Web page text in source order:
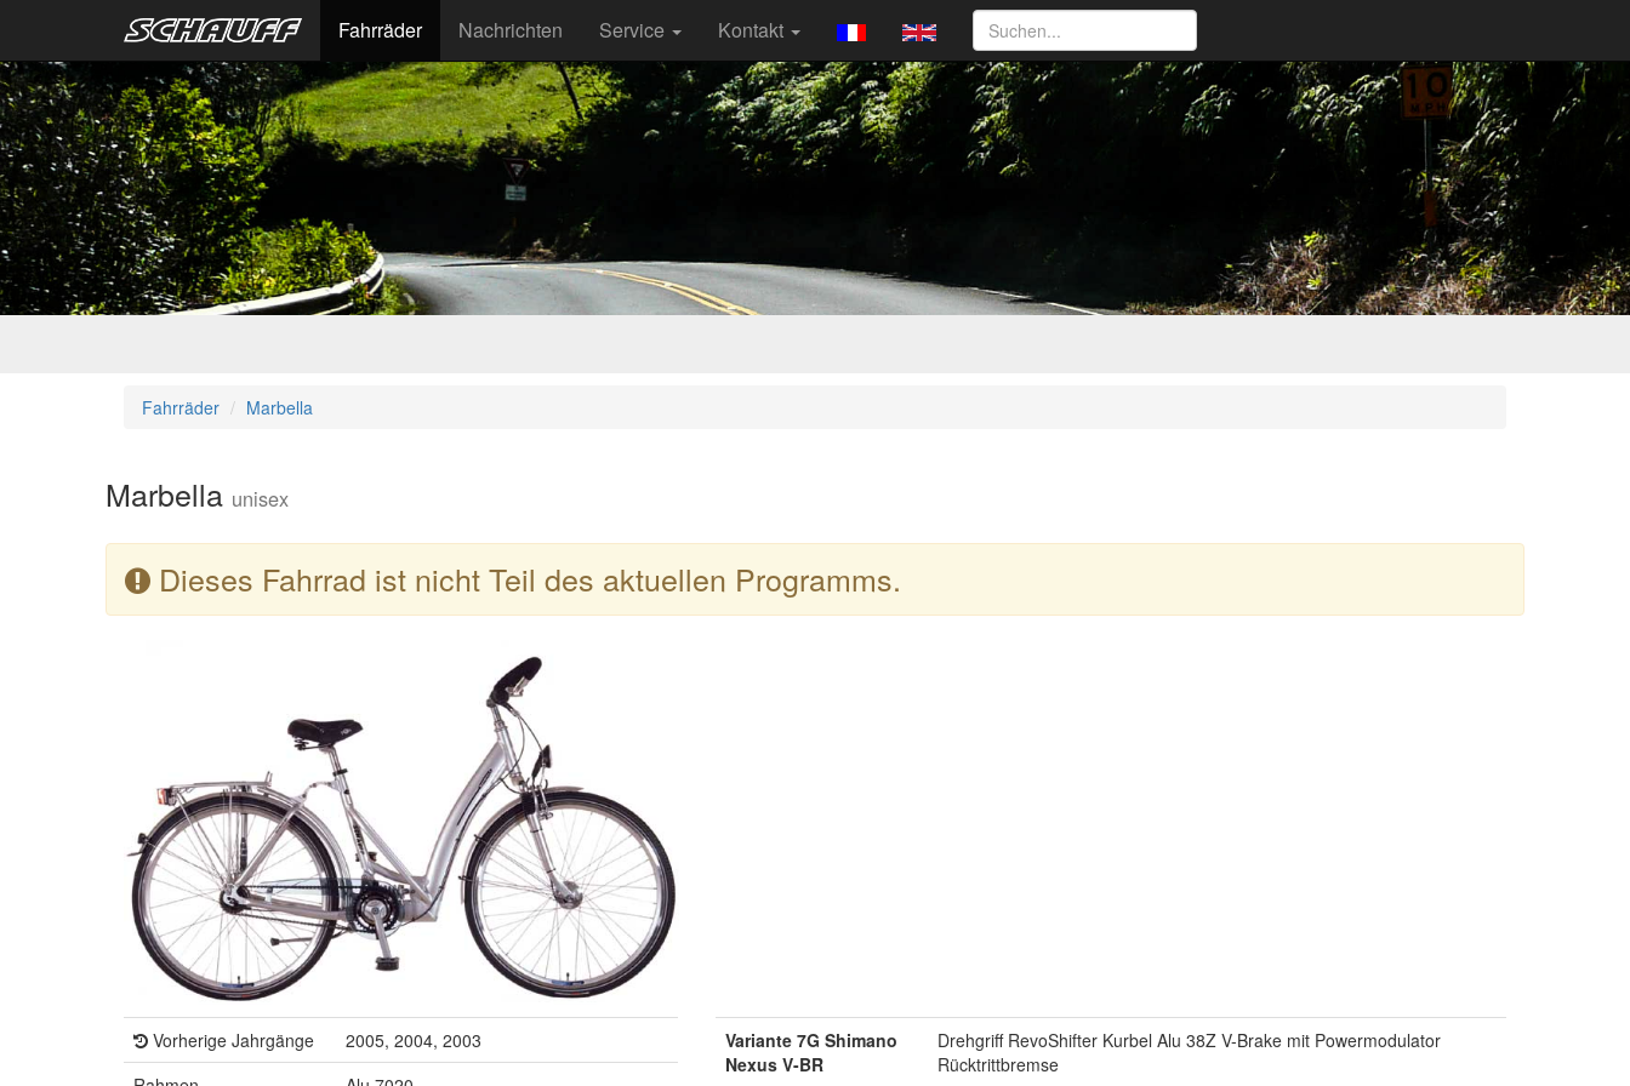
Fahrräder Nachrichten Service Kontakt
Fahrräder Marbella
Marbella unisex
Dieses Fahrrad ist nicht Teil des aktuellen Programms.
Vorherige Jahrgänge
2005, 2004, 2003
Variante 7G Shimano
Nexus V-BR
Drehgriff RevoShifter Kurbel Alu 38Z V-Brake mit Powermodulator
Rücktrittbremse